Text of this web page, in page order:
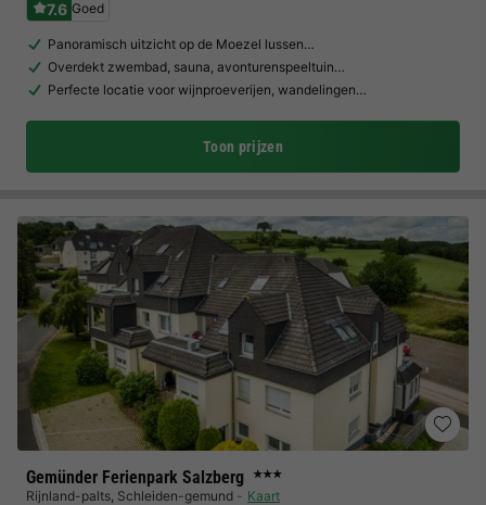
7.6 Goed
Panoramisch uitzicht op de Moezel lussen…
Overdekt zwembad, sauna, avonturenspeeltuin…
Perfecte locatie voor wijnproeverijen, wandelingen…
Toon prijzen
Gemünder Ferienpark Salzberg ★★★
Rijnland-palts, Schleiden-gemund Kaart